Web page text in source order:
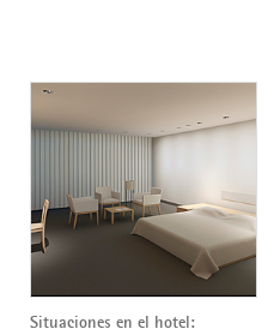
Situaciones en el hotel: